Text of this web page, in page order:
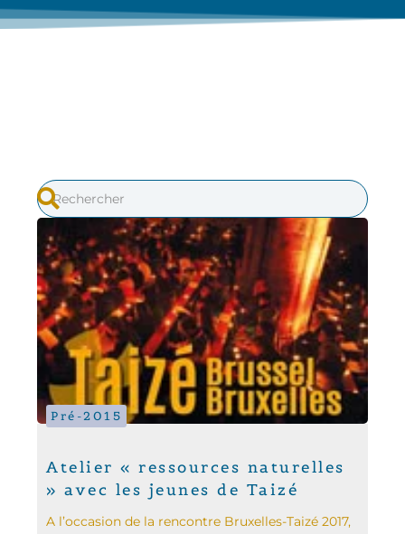
Pré-2015
Atelier « ressources naturelles
» avec les jeunes de Taizé
A l’occasion de la rencontre Bruxelles-Taizé 2017,